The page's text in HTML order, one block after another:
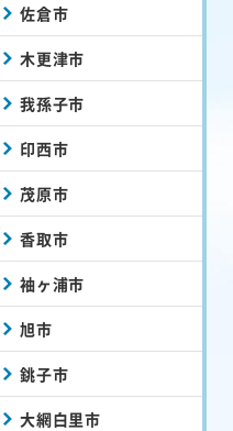
佐倉市
木更津市
我孫子市
印西市
茂原市
香取市
袖ヶ浦市
旭市
銚子市
大網白里市